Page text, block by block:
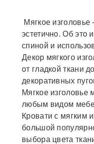
Мягкое
эстетично. Об это
спиной и
Декор мягкого
от гладкой ткани
декоративных
Мягкое изголовье
любым видом
Кровати с мягким
большой
выбора цвета